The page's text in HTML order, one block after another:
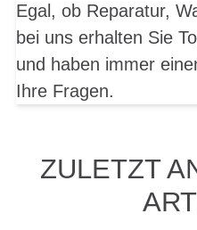
Egal, ob Reparatur,
bei uns erhalten Sie
und haben immer
Ihre Fragen.
ZULETZT